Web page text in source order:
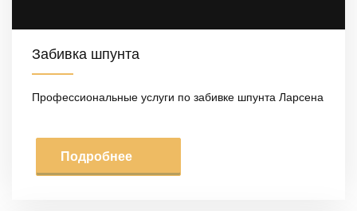
Забивка шпунта
Профессиональные услуги по забивке шпунта Ларсена
Подробнее